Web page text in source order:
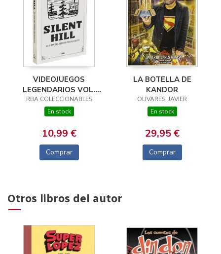
VIDEOJUEGOS
LEGENDARIOS VOL.
12: SILENT HILL. LA
CIMA DEL TERROR
RBA COLECCIONABLES
En stock
10,99 €
Comprar
LA BOTELLA DE
KANDOR
OLIVARES, JAVIER
En stock
29,95 €
Comprar
Otros libros del autor